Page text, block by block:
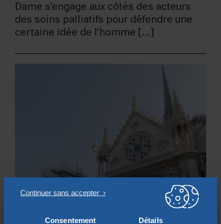
Consentement Détails
Dame s’engage aux côtés des acteurs
des soins palliatifs pour défendre une
certaine idée de l’homme [...]
À LA UNE